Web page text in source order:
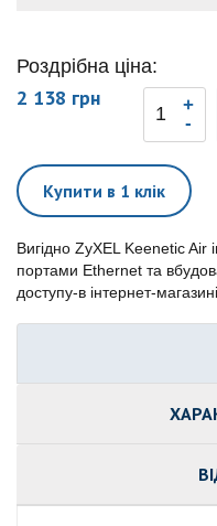
Роздрібна ціна:
2 138 грн
Купити в 1 клік
Вигідно ZyXEL Keenetic Air
портами Ethernet та
доступу-в інтернет-